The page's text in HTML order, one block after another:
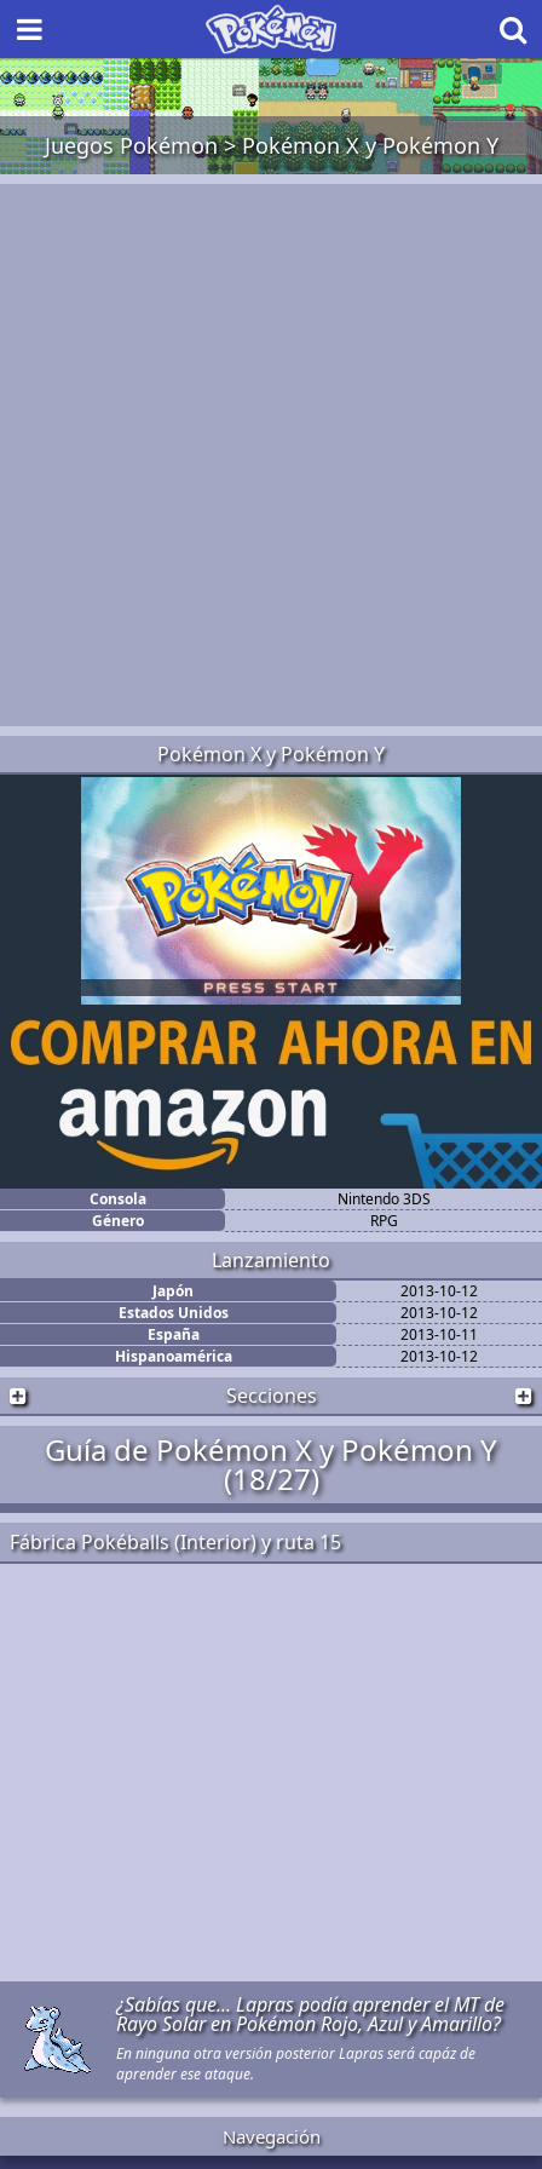
Juegos Pokémon>Pokémon X y Pokémon Y
Pokémon X y Pokémon Y
Consola
Nintendo 3DS
Género
RPG
Lanzamiento
Japón
2013-10-12
Estados Unidos
2013-10-12
España
2013-10-11
Hispanoamérica
2013-10-12
Secciones
Guía de Pokémon X y Pokémon Y
(18/27)
Fábrica Pokéballs (Interior) y ruta 15
¿Sabías que... Lapras podía aprender el MT de
Rayo Solar en Pokémon Rojo, Azul y Amarillo?
En ninguna otra versión posterior Lapras será capáz de
aprender ese ataque.
Navegación